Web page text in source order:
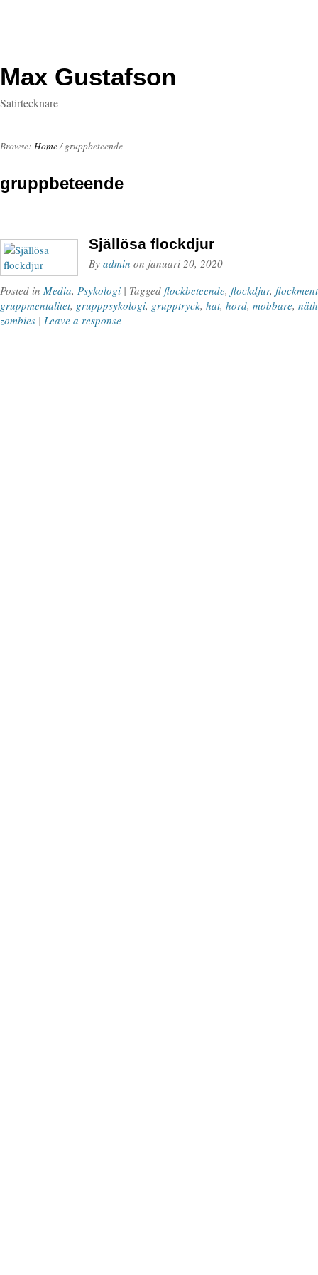
Max Gustafson
Satirtecknare
Browse: Home/ gruppbeteende
gruppbeteende
Själlösa flockdjur
By admin on januari 20, 2020
Posted in Media, Psykologi | Tagged flockbeteende, flockdjur,
gruppmentalitet, grupppsykologi, grupptryck, hat, hord, mobbare,
zombies | Leave a response